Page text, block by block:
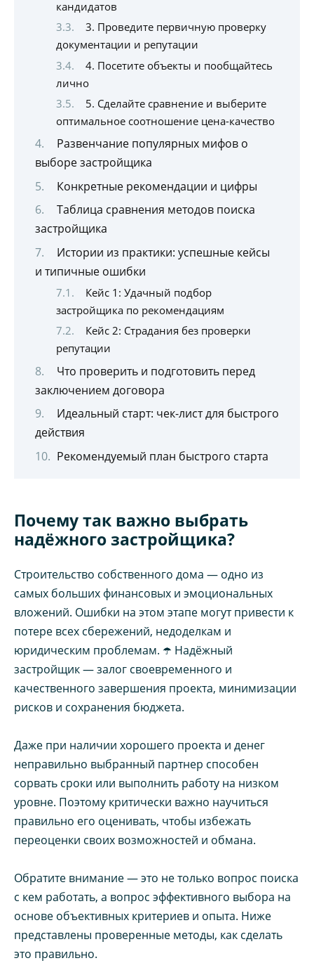
кандидатов
3. Проведите первичную проверку
документации и репутации
4. Посетите объекты и пообщайтесь
лично
5. Сделайте сравнение и выберите
оптимальное соотношение цена-качество
Развенчание популярных мифов о
выборе застройщика
Конкретные рекомендации и цифры
Таблица сравнения методов поиска
застройщика
Истории из практики: успешные кейсы
и типичные ошибки
Кейс 1: Удачный подбор
застройщика по рекомендациям
Кейс 2: Страдания без проверки
репутации
Что проверить и подготовить перед
заключением договора
Идеальный старт: чек-лист для быстрого
действия
Рекомендуемый план быстрого старта
Почему так важно выбрать
надёжного застройщика?
Строительство собственного дома — одно из
самых больших финансовых и эмоциональных
вложений. Ошибки на этом этапе могут привести к
потере всех сбережений, недоделкам и
юридическим проблемам. ☂️ Надёжный
застройщик — залог своевременного и
качественного завершения проекта, минимизации
рисков и сохранения бюджета.
Даже при наличии хорошего проекта и денег
неправильно выбранный партнер способен
сорвать сроки или выполнить работу на низком
уровне. Поэтому критически важно научиться
правильно его оценивать, чтобы избежать
переоценки своих возможностей и обмана.
Обратите внимание — это не только вопрос поиска
с кем работать, а вопрос эффективного выбора на
основе объективных критериев и опыта. Ниже
представлены проверенные методы, как сделать
это правильно.